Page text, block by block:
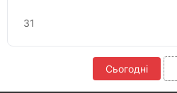
31
Сьогодні